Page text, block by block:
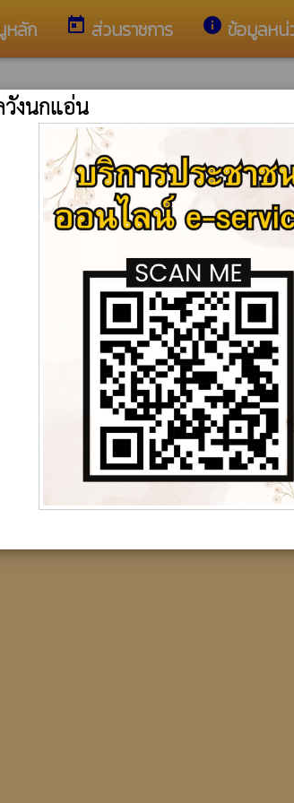
หลัก today ส่วนราชการ info ข้อมูลหน่
ระกาศรายชื่อผู้ชนะการเสนอราคา
ย์อิเล็กทรอนิกส์กลาง (อีเมลกลาง) :
อีเมล :
โทร :
www.ts-local.com public นโ
วังนกแอ่น